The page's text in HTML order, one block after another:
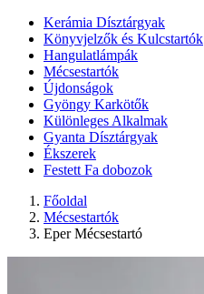
Kerámia Dísztárgyak
Könyvjelzők és Kulcstartók
Hangulatlámpák
Mécsestartók
Újdonságok
Gyöngy Karkötők
Különleges Alkalmak
Gyanta Dísztárgyak
Ékszerek
Festett Fa dobozok
Főoldal
Mécsestartók
Eper Mécsestartó